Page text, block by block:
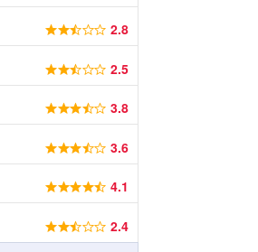
2.8
2.5
3.8
3.6
4.1
2.4